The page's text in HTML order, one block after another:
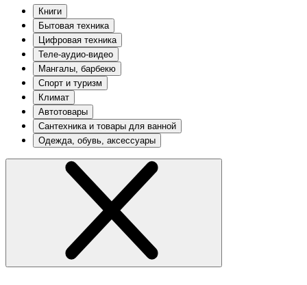
Книги
Бытовая техника
Цифровая техника
Теле-аудио-видео
Мангалы, барбекю
Спорт и туризм
Климат
Автотовары
Сантехника и товары для ванной
Одежда, обувь, аксессуары